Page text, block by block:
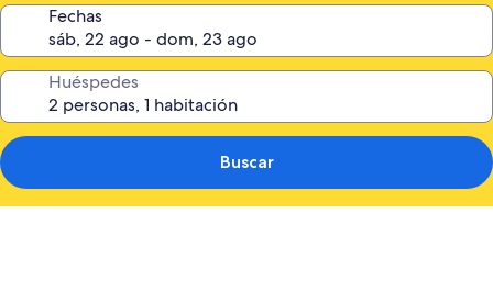
Fechas
Huéspedes
Buscar